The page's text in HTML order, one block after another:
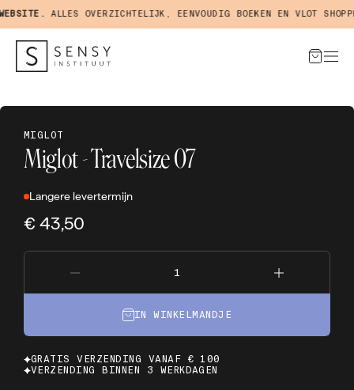
ALLES OVERZICHTELIJK, EENVOUDIG BOEKEN EN VLOT
MIGLOT
Miglot - Travelsize 07
Langere levertermijn
€ 43,50
IN WINKELMANDJE
GRATIS VERZENDING VANAF € 100
VERZENDING BINNEN 3 WERKDAGEN